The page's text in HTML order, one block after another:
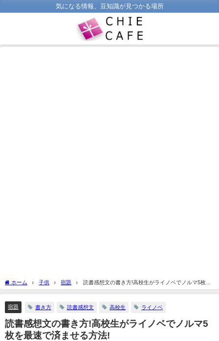
気になる情報、豆知識が見つかる場所
ホーム 子供 宿題
読書感想文の書き方!高校生がライノベでノルマ5枚を
最速で済ませる方法!
宿題 書き方 読書感想文 高校生 ライノベ
読書感想文の書き方!高校生がライノベでノルマ5
枚を最速で済ませる方法!